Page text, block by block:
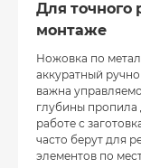
Для точного
монтаже
Ножовка по
аккуратный
важна
глубины пропила
работе с
часто берут для
элементов по